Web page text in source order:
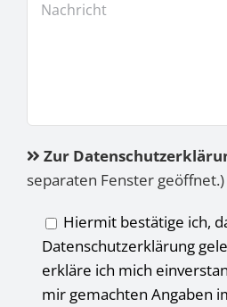
Zur
separaten Fenster geöffnet.)
Hiermit bestätige ich,
Datenschutzerklärung
erkläre ich mich
mir gemachten Angaben